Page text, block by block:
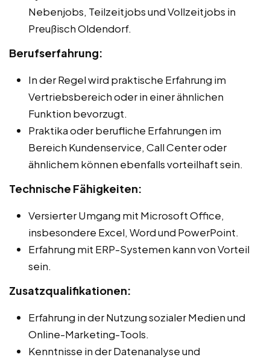
Nebenjobs, Teilzeitjobs und Vollzeitjobs in
Preußisch Oldendorf.
Berufserfahrung:
In der Regel wird praktische Erfahrung im
Vertriebsbereich oder in einer ähnlichen
Funktion bevorzugt.
Praktika oder berufliche Erfahrungen im
Bereich Kundenservice, Call Center oder
ähnlichem können ebenfalls vorteilhaft sein.
Technische Fähigkeiten:
Versierter Umgang mit Microsoft Office,
insbesondere Excel, Word und PowerPoint.
Erfahrung mit ERP-Systemen kann von Vorteil
sein.
Zusatzqualifikationen:
Erfahrung in der Nutzung sozialer Medien und
Online-Marketing-Tools.
Kenntnisse in der Datenanalyse und